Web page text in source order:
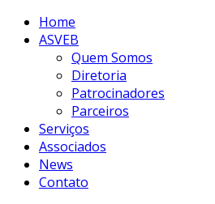
Home
ASVEB
Quem Somos
Diretoria
Patrocinadores
Parceiros
Serviços
Associados
News
Contato